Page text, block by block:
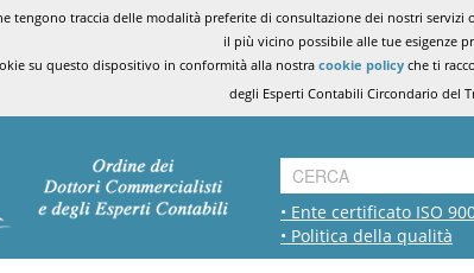
tengono traccia delle modalità preferite di consultazione dei nostri
il più vicino possibile alle tue esigenze
su questo dispositivo in conformità alla nostra cookie policy che ti
degli Esperti Contabili Circondario del
• Ente certificato ISO
• Politica della qualità